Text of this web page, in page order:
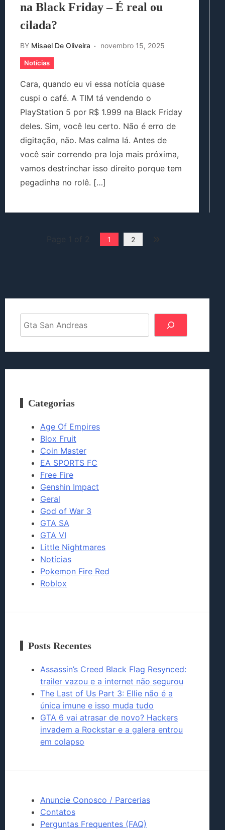
na Black Friday – É real ou
cilada?
BY Misael De Oliveira novembro 15, 2025
Notícias
Cara, quando eu vi essa notícia quase
cuspi o café. A TIM tá vendendo o
PlayStation 5 por R$ 1.999 na Black Friday
deles. Sim, você leu certo. Não é erro de
digitação, não. Mas calma lá. Antes de
você sair correndo pra loja mais próxima,
vamos destrinchar isso direito porque tem
pegadinha no rolê. […]
1 2
Categorias
Age Of Empires
Blox Fruit
Coin Master
EA SPORTS FC
Free Fire
Genshin Impact
Geral
God of War 3
GTA SA
GTA VI
Little Nightmares
Notícias
Pokemon Fire Red
Roblox
Posts Recentes
Assassin’s Creed Black Flag Resynced:
trailer vazou e a internet não segurou
The Last of Us Part 3: Ellie não é a
única imune e isso muda tudo
GTA 6 vai atrasar de novo? Hackers
invadem a Rockstar e a galera entrou
em colapso
Anuncie Conosco / Parcerias
Contatos
Perguntas Frequentes (FAQ)